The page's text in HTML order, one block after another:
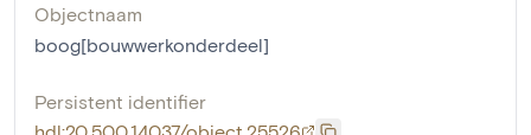
Objectnaam
boog[bouwwerkonderdeel]
Persistent identifier
hdl:20.500.14037/object.25526